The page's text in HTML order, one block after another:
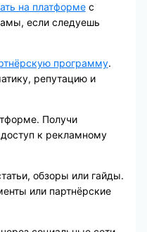
на платформес
если следуешь
программу.
репутацию и
Получи
к рекламному
обзоры или гайды.
или партнёрские